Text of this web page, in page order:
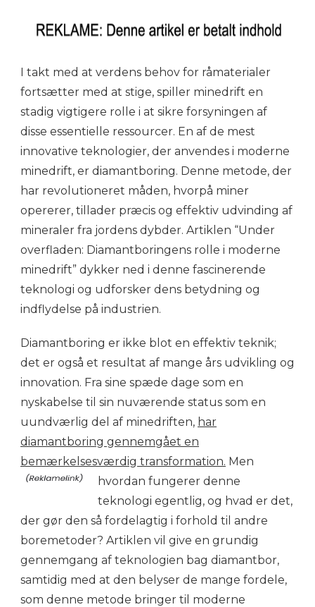
I takt med at verdens behov for råmaterialer
fortsætter med at stige, spiller minedrift en
stadig vigtigere rolle i at sikre forsyningen af
disse essentielle ressourcer. En af de mest
innovative teknologier, der anvendes i moderne
minedrift, er diamantboring. Denne metode, der
har revolutioneret måden, hvorpå miner
opererer, tillader præcis og effektiv udvinding af
mineraler fra jordens dybder. Artiklen “Under
overfladen: Diamantboringens rolle i moderne
minedrift” dykker ned i denne fascinerende
teknologi og udforsker dens betydning og
indflydelse på industrien.
Diamantboring er ikke blot en effektiv teknik;
det er også et resultat af mange års udvikling og
innovation. Fra sine spæde dage som en
nyskabelse til sin nuværende status som en
uundværlig del af minedriften, har
diamantboring gennemgået en
bemærkelsesværdig transformation. Men
hvordan fungerer denne
teknologi egentlig, og hvad er det,
der gør den så fordelagtig i forhold til andre
boremetoder? Artiklen vil give en grundig
gennemgang af teknologien bag diamantbor,
samtidig med at den belyser de mange fordele,
som denne metode bringer til moderne